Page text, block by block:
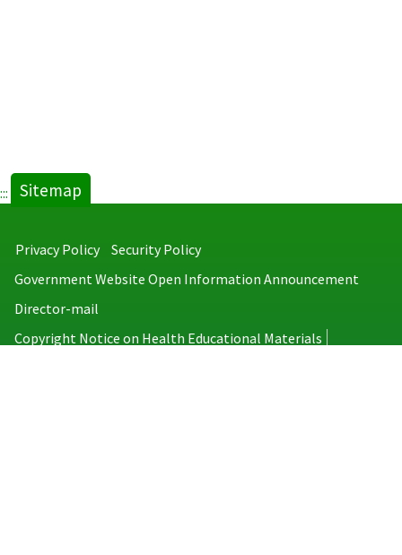
::: Sitemap
Privacy Policy
Security Policy
Government Website Open Information Announcement
Director-mail
Copyright Notice on Health Educational Materials